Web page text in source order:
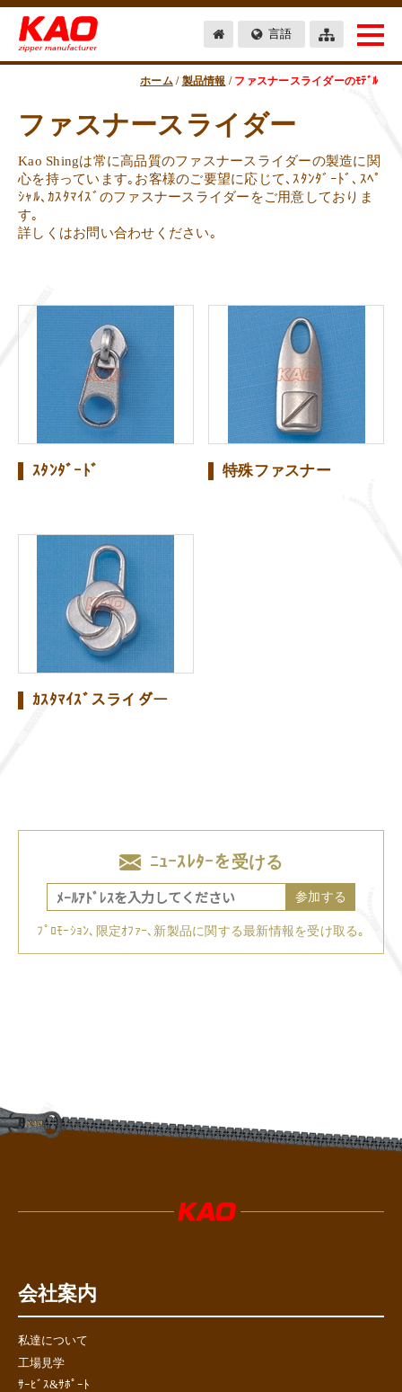
言語
ホーム/ 製品情報 / ファスナースライダーのﾓﾃﾞﾙ
ファスナースライダー
Kao Shingは常に高品質のファスナースライダーの製造に関
心を持っています｡お客様のご要望に応じて､ｽﾀﾝﾀﾞｰﾄﾞ､ｽﾍﾟ
ｼｬﾙ､ｶｽﾀﾏｲｽﾞのファスナースライダーをご用意しておりま
す｡
詳しくはお問い合わせください｡
ｽﾀﾝﾀﾞｰﾄﾞ 特殊ファスナー
ｶｽﾀﾏｲｽﾞスライダー
ﾆｭｰｽﾚﾀｰを受ける
参加する
ﾌﾟﾛﾓｰｼｮﾝ､限定ｵﾌｧｰ､新製品に関する最新情報を受け取る｡
会社案内
私達について
工場見学
ｻｰﾋﾞｽ&ｻﾎﾟｰﾄ